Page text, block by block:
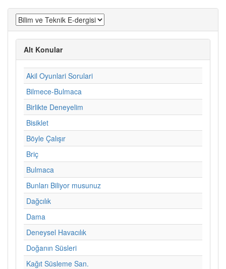
Alt Konular
Akil Oyunlari Sorulari
Bilmece-Bulmaca
Birlikte Deneyelim
Bisiklet
Böyle Çalışır
Briç
Bulmaca
Bunları Biliyor musunuz
Dağcılık
Dama
Deneysel Havacılık
Doğanın Süsleri
Kağıt Süsleme San.